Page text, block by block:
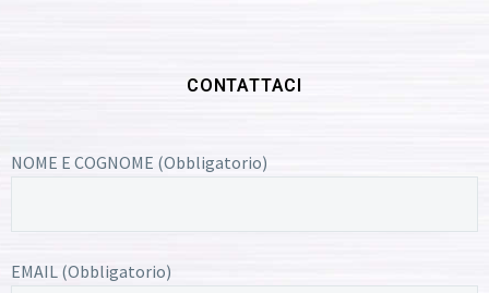
CONTATTACI
NOME E COGNOME (Obbligatorio)
EMAIL (Obbligatorio)